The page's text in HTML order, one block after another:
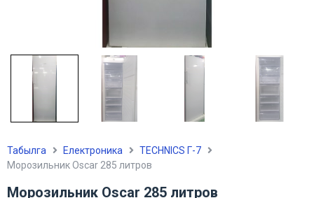
Табылга Електроника
TECHNICS Г-7
Морозильник Oscar 285 литров
Морозильник Oscar 285 литров